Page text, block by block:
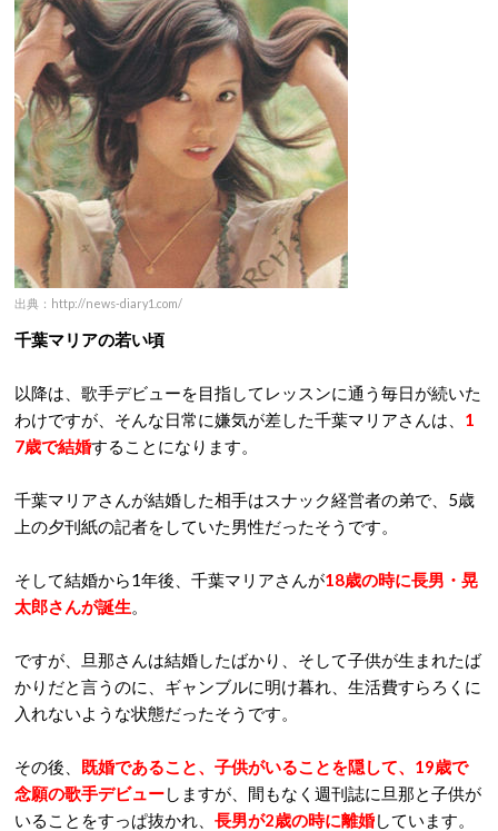
出典：http://news-diary1.com/
千葉マリアの若い頃
以降は、歌手デビューを目指してレッスンに通う毎日が続いた
わけですが、そんな日常に嫌気が差した千葉マリアさんは、 1
7歳で結婚することになります。
千葉マリアさんが結婚した相手はスナック経営者の弟で、5歳
上の夕刊紙の記者をしていた男性だったそうです。
そして結婚から1年後、千葉マリアさんが18歳の時に長男・晃
太郎さんが誕生。
ですが、旦那さんは結婚したばかり、そして子供が生まれたば
かりだと言うのに、ギャンブルに明け暮れ、生活費すらろくに
入れないような状態だったそうです。
その後、 既婚であること、子供がいることを隠して、19歳で
念願の歌手デビューしますが、間もなく週刊誌に旦那と子供が
いることをすっぱ抜かれ、 長男が2歳の時に離婚しています。